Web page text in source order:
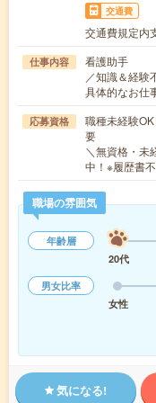
交通費
交通費規定内
仕事内容
看護助手
／知識＆経
具体的なお仕
応募資格
職種未経験
要
＼無資格・未
中！※履歴書
職場の雰囲気
年齢層
20代
男女比率
女性
気になる!